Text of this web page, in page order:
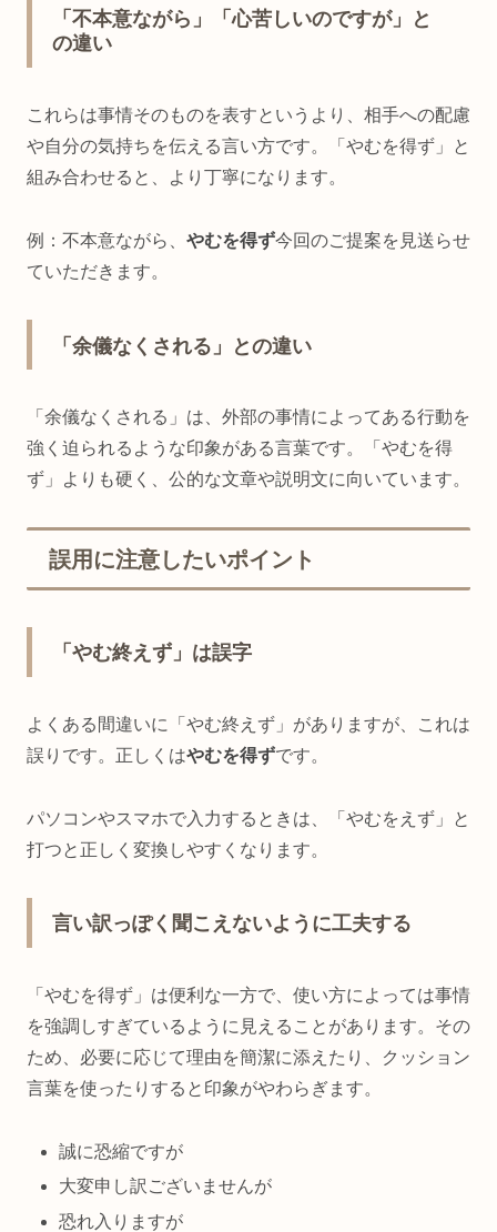
「不本意ながら」「心苦しいのですが」と
の違い
これらは事情そのものを表すというより、相手への配慮
や自分の気持ちを伝える言い方です。「やむを得ず」と
組み合わせると、より丁寧になります。
例：不本意ながら、 やむを得ず今回のご提案を見送らせ
ていただきます。
「余儀なくされる」との違い
「余儀なくされる」は、外部の事情によってある行動を
強く迫られるような印象がある言葉です。「やむを得
ず」よりも硬く、公的な文章や説明文に向いています。
誤用に注意したいポイント
「やむ終えず」は誤字
よくある間違いに「やむ終えず」がありますが、これは
誤りです。正しくはやむを得ずです。
パソコンやスマホで入力するときは、「やむをえず」と
打つと正しく変換しやすくなります。
言い訳っぽく聞こえないように工夫する
「やむを得ず」は便利な一方で、使い方によっては事情
を強調しすぎているように見えることがあります。その
ため、必要に応じて理由を簡潔に添えたり、クッション
言葉を使ったりすると印象がやわらぎます。
誠に恐縮ですが
大変申し訳ございませんが
恐れ入りますが